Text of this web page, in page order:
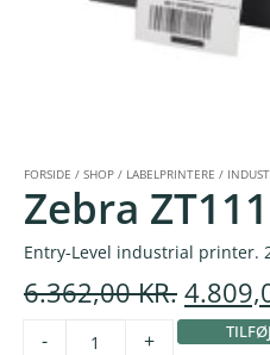
FORSIDE / SHOP / LABELPRINTERE /
Zebra
Entry-Level industrial printer.
6.362,00KR.
- +